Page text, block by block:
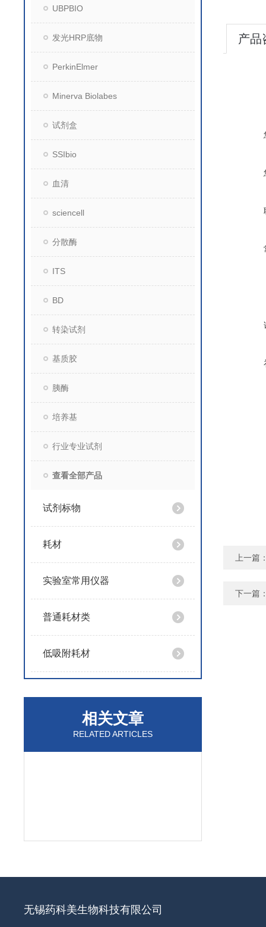
UBPBIO
发光HRP底物
PerkinElmer
Minerva Biolabes
试剂盒
SSIbio
血清
sciencell
分散酶
ITS
BD
转染试剂
基质胶
胰酶
培养基
行业专业试剂
查看全部产品
试剂标物
耗材
实验室常用仪器
普通耗材类
低吸附耗材
相关文章
RELATED ARTICLES
产品
上一篇
下一篇
无锡药科美生物科技有限公司